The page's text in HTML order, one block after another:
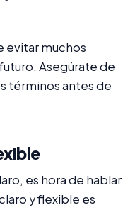
evitar muchos
Asegúrate de
términos antes de
es hora de hablar
y flexible es